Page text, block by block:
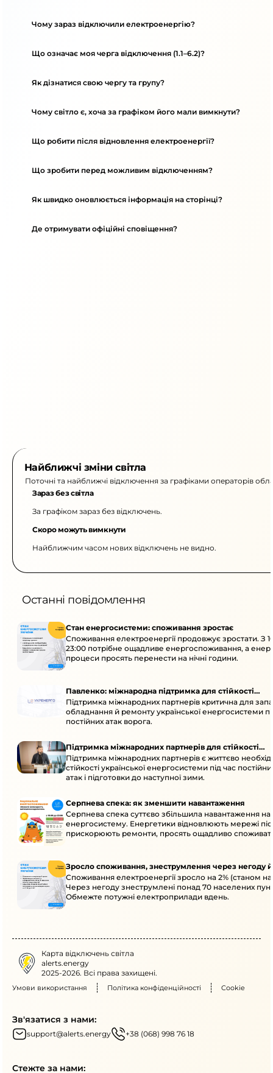
Чому зараз відключили електроенергію?
Що означає моя черга відключення (1.1–6.2)?
Як дізнатися свою чергу та групу?
Чому світло є, хоча за графіком його мали вимкнути?
Що робити після відновлення електроенергії?
Що зробити перед можливим відключенням?
Як швидко оновлюється інформація на сторінці?
Де отримувати офіційні сповіщення?
Найближчі зміни світла
Поточні та найближчі відключення за графіками операторів
Зараз без світла
За графіком зараз без відключень.
Скоро можуть вимкнути
Найближчим часом нових відключень не видно.
Останні повідомлення
Стан енергосистеми: споживання зростає
Споживання електроенергії продовжує зростати. З
23:00 потрібне ощадливе енергоспоживання, а
процеси просять перенести на нічні години.
Павленко: міжнародна підтримка для стійкості
енергосистеми
Підтримка міжнародних партнерів критична для
обладнання й ремонту української енергосистеми
постійних атак ворога.
Підтримка міжнародних партнерів для стійкості
енергосистеми
Підтримка міжнародних партнерів є життєво
стійкості української енергосистеми під час
атак і підготовки до наступної зими.
Серпнева спека: як зменшити навантаження
Серпнева спека суттєво збільшила навантаження на
енергосистему. Енергетики відновлюють мережі
прискорюють ремонти, просять ощадливо
Зросло споживання, знеструмлення через негоду
Споживання електроенергії зросло на 2% (станом на
Через негоду знеструмлені понад 70 населених
Обмежте потужні електроприлади вдень.
Карта відключень світла
alerts.energy
2025-2026. Всі права захищені.
Умови використання Політика конфіденційності Cookie
Зв'язатися з нами:
support@alerts.energy +38 (068) 998 76 18
Стежте за нами: